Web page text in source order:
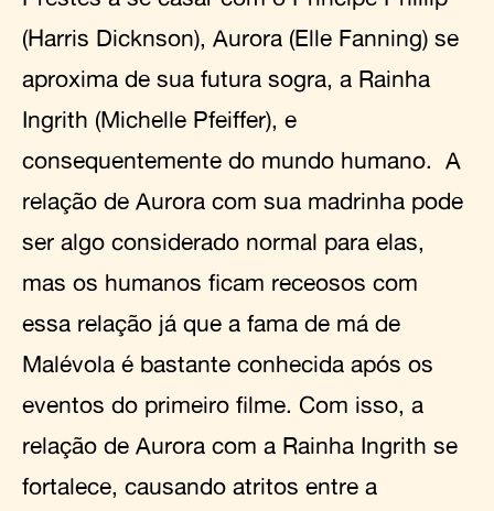
(Harris Dicknson), Aurora (Elle Fanning) se
aproxima de sua futura sogra, a Rainha
Ingrith (Michelle Pfeiffer), e
consequentemente do mundo humano. A
relação de Aurora com sua madrinha pode
ser algo considerado normal para elas,
mas os humanos ficam receosos com
essa relação já que a fama de má de
Malévola é bastante conhecida após os
eventos do primeiro filme. Com isso, a
relação de Aurora com a Rainha Ingrith se
fortalece, causando atritos entre a